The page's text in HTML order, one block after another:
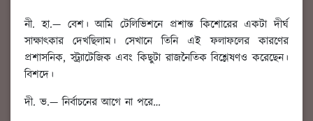
নী. হা.— বেশ। আমি টেলিভিশনে প্রশান্ত কিশোরের একটা দীর্ঘ
সাক্ষাৎকার দেখছিলাম। সেখানে তিনি এই ফলাফলের কারণের
প্রশাসনিক, স্ট্র্যাটেজিক এবং কিছুটা রাজনৈতিক বিশ্লেষণও করেছেন।
বিশদে।
দী. ভ.— নির্বাচনের আগে না পরে…